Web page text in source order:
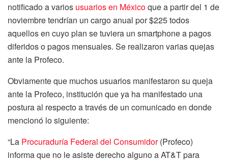
notificado a varios usuarios en Méxicoque a partir del 1 de
noviembre tendrían un cargo anual por $225 todos
aquellos en cuyo plan se tuviera un smartphone a pagos
diferidos o pagos mensuales. Se realizaron varias quejas
ante la Profeco.
Obviamente que muchos usuarios manifestaron su queja
ante la Profeco, institución que ya ha manifestado una
postura al respecto a través de un comunicado en donde
mencionó lo siguiente:
“La Procuraduría Federal del Consumidor(Profeco)
informa que no le asiste derecho alguno a AT&T para